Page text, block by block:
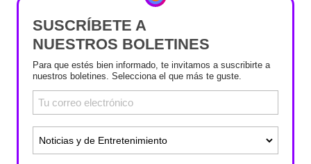
SUSCRÍBETE A
NUESTROS BOLETINES
Para que estés bien informado, te invitamos a suscribirte a
nuestros boletines. Selecciona el que más te guste.